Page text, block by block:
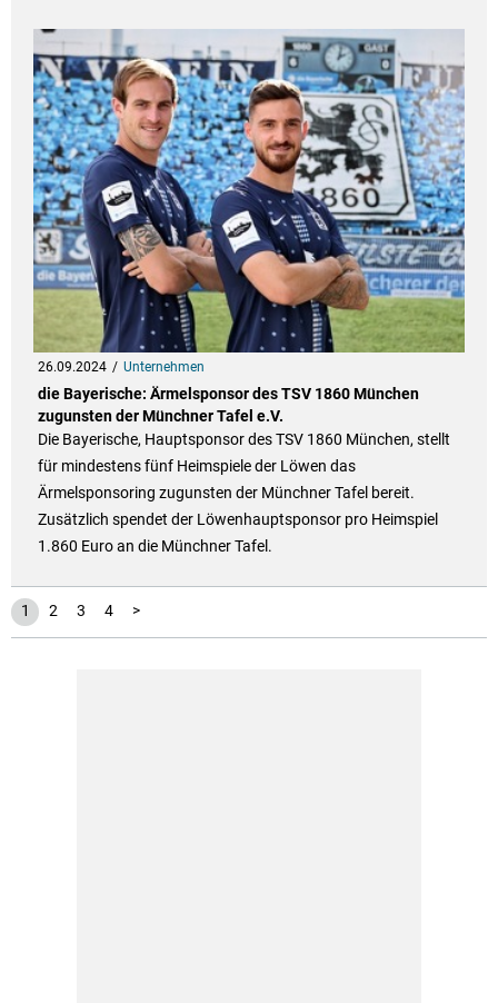
26.09.2024 Unternehmen
die Bayerische: Ärmelsponsor des TSV 1860 München
zugunsten der Münchner Tafel e.V.
Die Bayerische, Hauptsponsor des TSV 1860 München, stellt
für mindestens fünf Heimspiele der Löwen das
Ärmelsponsoring zugunsten der Münchner Tafel bereit.
Zusätzlich spendet der Löwenhauptsponsor pro Heimspiel
1.860 Euro an die Münchner Tafel.
1 2 3 4 >